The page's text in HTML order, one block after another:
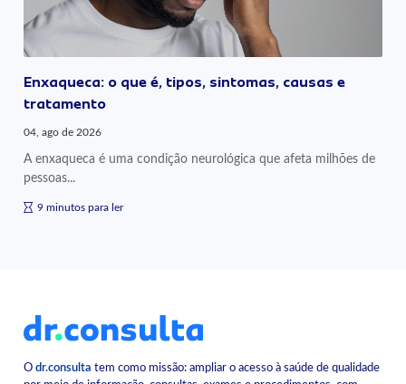
Enxaqueca: o que é, tipos, sintomas, causas e
tratamento
04, ago de 2026
A enxaqueca é uma condição neurológica que afeta milhões de
pessoas...
9 minutos para ler
Odr.consulta tem como missão: ampliar o acesso à saúde de qualidade